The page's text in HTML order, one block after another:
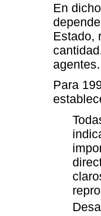
En
Estado,
agentes.
Para